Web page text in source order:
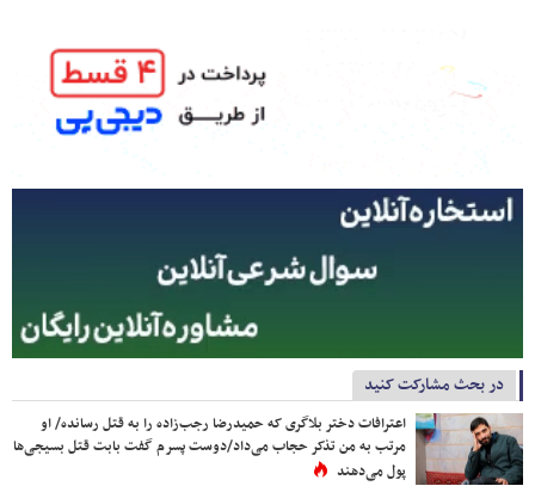
در بحث مشارکت کنید
اعترافات دختر بلاگری که حمیدرضا رجب‌زاده را به قتل رسانده/ او
مرتب به من تذکر حجاب می‌داد/دوست پسرم گفت بابت قتل بسیجی‌ها
پول می‌دهند